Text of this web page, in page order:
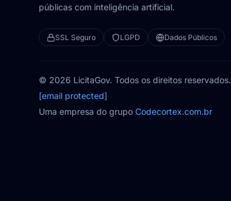
públicas com inteligência artificial.
SSL Seguro LGPD Dados Públicos
© 2026 LicitaGov. Todos os direitos reservados.
[email protected]
Uma empresa do grupo Codecortex.com.br